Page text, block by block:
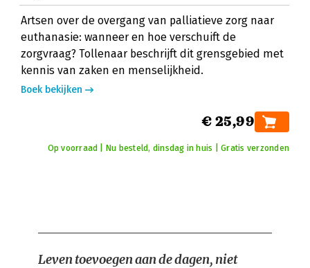
Artsen over de overgang van palliatieve zorg naar
euthanasie: wanneer en hoe verschuift de
zorgvraag? Tollenaar beschrijft dit grensgebied met
kennis van zaken en menselijkheid.
Boek bekijken
€ 25,99
Op voorraad | Nu besteld, dinsdag in huis | Gratis verzonden
Leven toevoegen aan de dagen, niet